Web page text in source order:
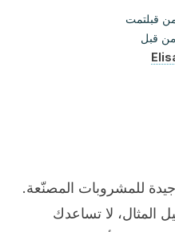
قبلتمت
من قبل
جيدة للمشروبات المصنّعة.
المثال، لا تساعدك